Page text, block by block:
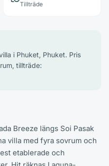
Tillträde
i Phuket, Phuket. Pris
tillträde:
Breeze längs Soi Pasak
villa med fyra sovrum och
etablerade och